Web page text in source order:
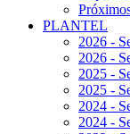
PLANTEL
2026 -
2026 -
2025 -
2025 -
2024 -
2024 -